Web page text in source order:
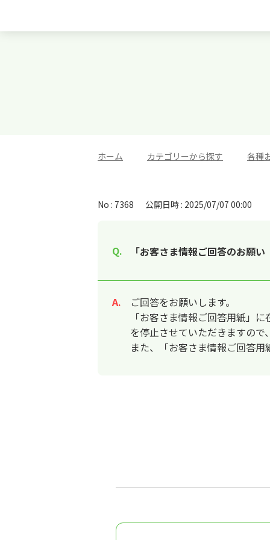
ホーム カテゴリーから探す 各種
No : 7368 公開日時 : 2025/07/07 00:00
「お客さま情報ご回答のお願
回答
ご回答をお願いします。
「お客さま情報ご回答用紙」
を停止させていただきますので
また、「お客さま情報ご回答